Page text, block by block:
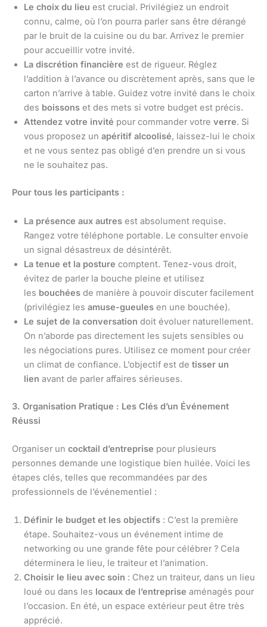
Le choix du lieu est crucial. Privilégiez un endroit
connu, calme, où l’on pourra parler sans être dérangé
par le bruit de la cuisine ou du bar. Arrivez le premier
pour accueillir votre invité.
La discrétion financière est de rigueur. Réglez
l’addition à l’avance ou discrètement après, sans que le
carton n’arrive à table. Guidez votre invité dans le choix
des boissons et des mets si votre budget est précis.
Attendez votre invité pour commander votre verre. Si
vous proposez un apéritif alcoolisé, laissez-lui le choix
et ne vous sentez pas obligé d’en prendre un si vous
ne le souhaitez pas.
Pour tous les participants :
La présence aux autres est absolument requise.
Rangez votre téléphone portable. Le consulter envoie
un signal désastreux de désintérêt.
La tenue et la posture comptent. Tenez-vous droit,
évitez de parler la bouche pleine et utilisez
les bouchées de manière à pouvoir discuter facilement
(privilégiez les amuse-gueules en une bouchée).
Le sujet de la conversation doit évoluer naturellement.
On n’aborde pas directement les sujets sensibles ou
les négociations pures. Utilisez ce moment pour créer
un climat de confiance. L’objectif est de tisser un
lien avant de parler affaires sérieuses.
3. Organisation Pratique : Les Clés d’un Événement
Réussi
Organiser un cocktail d’entreprise pour plusieurs
personnes demande une logistique bien huilée. Voici les
étapes clés, telles que recommandées par des
professionnels de l’événementiel :
Définir le budget et les objectifs : C’est la première
étape. Souhaitez-vous un événement intime de
networking ou une grande fête pour célébrer ? Cela
déterminera le lieu, le traiteur et l’animation.
Choisir le lieu avec soin : Chez un traiteur, dans un lieu
loué ou dans les locaux de l’entreprise aménagés pour
l’occasion. En été, un espace extérieur peut être très
apprécié.